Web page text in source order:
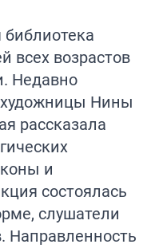
всех возрастов
Недавно
художницы Нины
рассказала
и
состоялась
слушатели
Направленность